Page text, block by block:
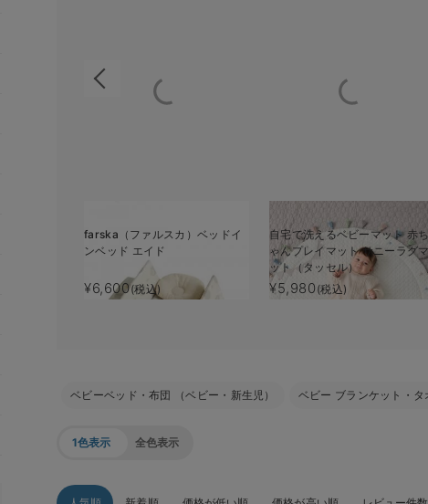
farska（ファルスカ）ベッドイ
ンベッド エイド
¥6,600(税込)
自宅で洗えるベビーマット 赤ち
ゃんプレイマット サニーラグマ
ット（タッセル）
¥5,980 (税込)
ベビーベッド・布団 （ベビー・新生児） ベビー ブランケット・タ
1色表示 全色表示